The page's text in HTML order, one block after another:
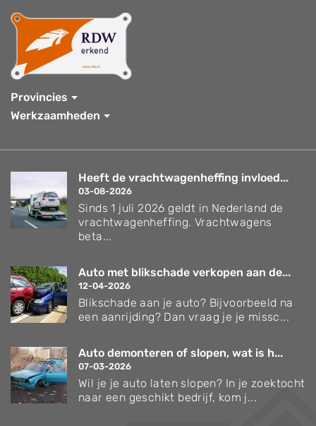
Provincies
Werkzaamheden
Heeft de vrachtwagenheffing invloed...
03-08-2026
Sinds 1 juli 2026 geldt in Nederland de
vrachtwagenheffing. Vrachtwagens
beta...
Auto met blikschade verkopen aan de...
12-04-2026
Blikschade aan je auto? Bijvoorbeeld na
een aanrijding? Dan vraag je je missc...
Auto demonteren of slopen, wat is h...
07-03-2026
Wil je je auto laten slopen? In je zoektocht
naar een geschikt bedrijf, kom j...